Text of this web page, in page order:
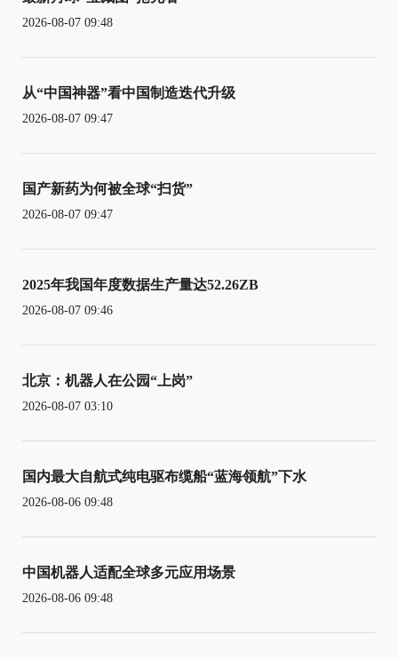
2026-08-07 09:48
从“中国神器”看中国制造迭代升级
2026-08-07 09:47
国产新药为何被全球“扫货”
2026-08-07 09:47
2025年我国年度数据生产量达52.26ZB
2026-08-07 09:46
北京：机器人在公园“上岗”
2026-08-07 03:10
国内最大自航式纯电驱布缆船“蓝海领航”下水
2026-08-06 09:48
中国机器人适配全球多元应用场景
2026-08-06 09:48